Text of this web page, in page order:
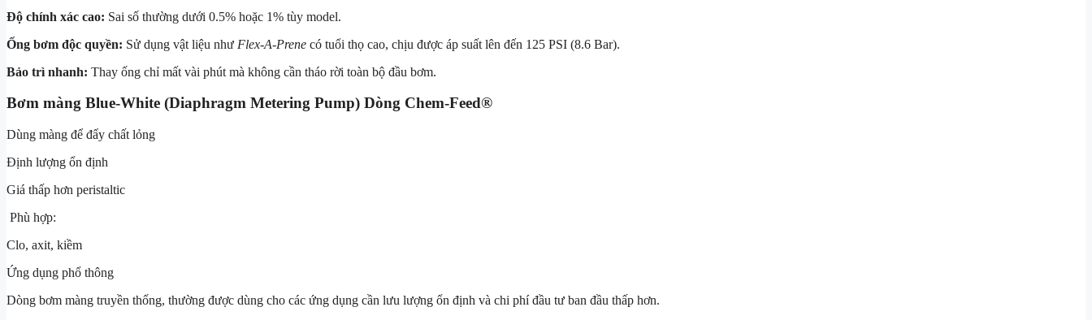
Độ chính xác cao: Sai số thường dưới 0.5% hoặc 1% tùy model.
Ống bơm độc quyền: Sử dụng vật liệu như Flex-A-Prene có tuổi thọ cao, chịu được áp suất lên đến 125 PSI (8.6 Bar).
Bảo trì nhanh: Thay ống chỉ mất vài phút mà không cần tháo rời toàn bộ đầu bơm.
Bơm màng Blue-White (Diaphragm Metering Pump) Dòng Chem-Feed®
Dùng màng để đẩy chất lỏng
Định lượng ổn định
Giá thấp hơn peristaltic
Phù hợp:
Clo, axit, kiềm
Ứng dụng phổ thông
Dòng bơm màng truyền thống, thường được dùng cho các ứng dụng cần lưu lượng ổn định và chi phí đầu tư ban đầu thấp hơn.